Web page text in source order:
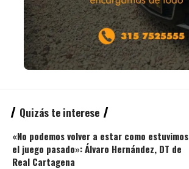
Quizás te interese
«No podemos volver a estar como estuvimos
el juego pasado»: Álvaro Hernández, DT de
Real Cartagena